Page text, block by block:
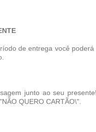
de entrega você
junto ao seu
QUERO CARTÃO\".